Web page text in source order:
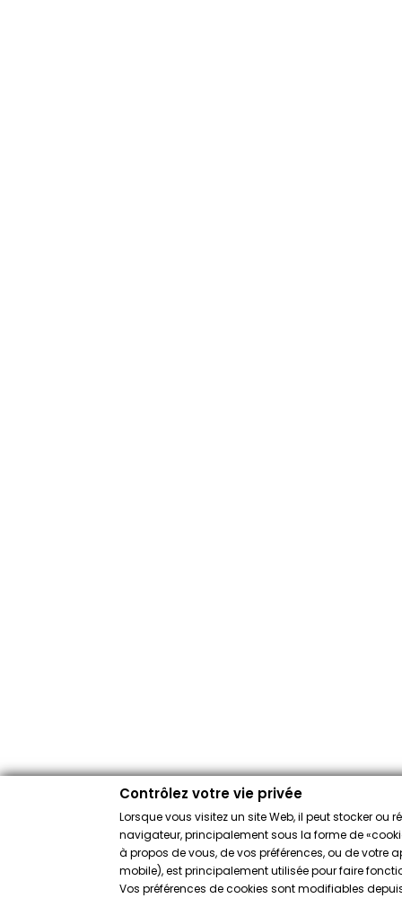
Contrôlez votre vie privée
Lorsque vous visitez un site Web, il peut stocker ou
navigateur, principalement sous la forme de
à propos de vous, de vos préférences, ou de votre
mobile), est principalement utilisée pour faire
Vos préférences de cookies sont modifiables